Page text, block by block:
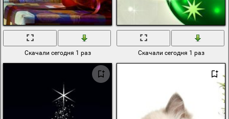
Скачали сегодня 1 раз Скачали сегодня 1 раз